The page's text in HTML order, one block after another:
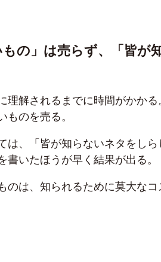
の」は売らず、「皆が
理解されるまでに時間がかか
ものを売る。
は、「皆が知らないネタをし
書いたほうが早く結果が出る。
のは、知られるために莫大なコ